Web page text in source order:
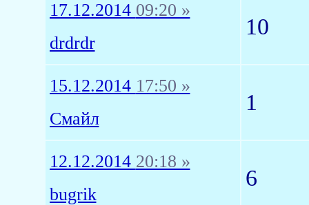
17.12.2014 09:20 »
drdrdr
10
15.12.2014 17:50 »
Смайл
1
12.12.2014 20:18 »
bugrik
6